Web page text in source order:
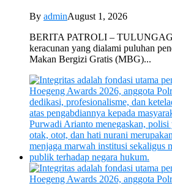
By adminAugust 1, 2026
BERITA PATROLI –
keracunan yang dialami puluhan
Makan Bergizi Gratis (MBG)...